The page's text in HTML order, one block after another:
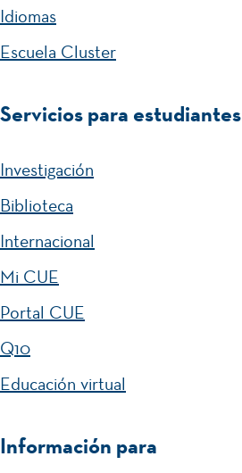
Idiomas
Escuela Cluster
Servicios para estudiantes
Investigación
Biblioteca
Internacional
Mi CUE
Portal CUE
Q10
Educación virtual
Información para